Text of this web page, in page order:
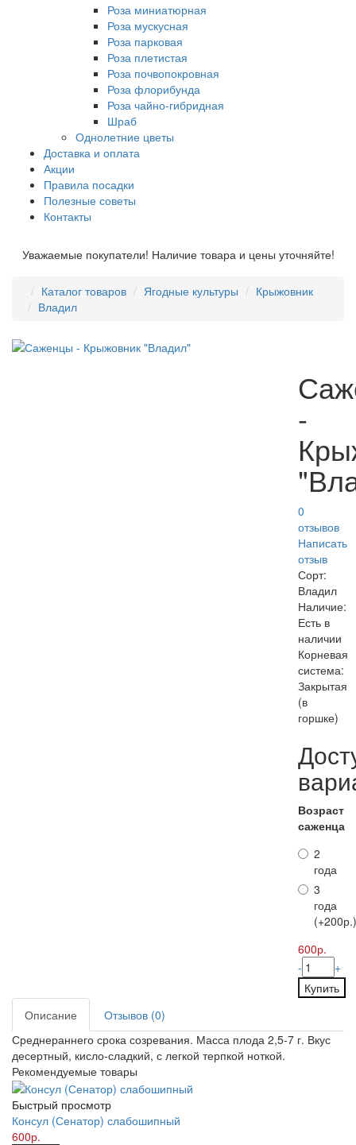
Роза миниатюрная
Роза мускусная
Роза парковая
Роза плетистая
Роза почвопокровная
Роза флорибунда
Роза чайно-гибридная
Шраб
Однолетние цветы
Доставка и оплата
Акции
Правила посадки
Полезные советы
Контакты
Уважаемые покупатели! Наличие товара и цены уточняйте!
Каталог товаров Ягодные культуры
Крыжовник
Владил
-
0
отзывов
Написать
отзыв
Сорт:
Владил
Наличие:
Есть в
наличии
Корневая
система:
Закрытая
(в
горшке)
Возраст
саженца
2
года
3
года
(+200р.)
600р.
-
+
Купить
Описание
Отзывов (0)
Среднераннего срока созревания. Масса плода 2,5-7 г. Вкус
десертный, кисло‑сладкий, с легкой терпкой ноткой.
Рекомендуемые товары
Быстрый просмотр
Консул (Сенатор) слабошипный
600р.